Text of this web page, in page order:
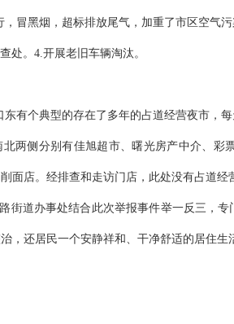
冒黑烟，超标排放尾气，加重了市区空气
处。4.开展老旧车辆淘汰。
有个典型的存在了多年的占道经营夜市，
两侧分别有佳旭超市、曙光房产中介、
店。经排查和走访门店，此处没有占道经
街道办事处结合此次举报事件举一反三，
，还居民一个安静祥和、干净舒适的居住生